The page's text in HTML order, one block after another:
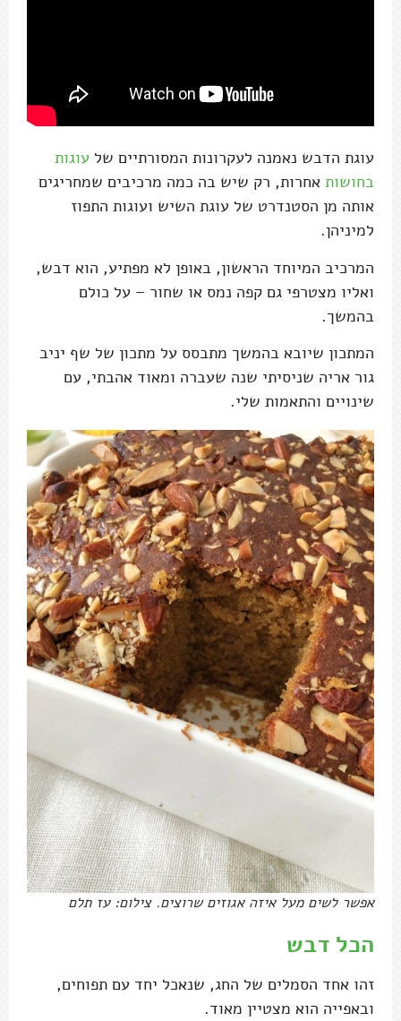
עוגת הדבש נאמנה לעקרונות המסורתיים של עוגות
בחושות אחרות, רק שיש בה כמה מרכיבים שמחריגים
אותה מן הסטנדרט של עוגת השיש ועוגות התפוז
למיניהן.
המרכיב המיוחד הראשון, באופן לא מפתיע, הוא דבש,
ואליו מצטרפי גם קפה נמס או שחור – על כולם
בהמשך.
המתכון שיובא בהמשך מתבסס על מתכון של שף יניב
גור אריה שניסיתי שנה שעברה ומאוד אהבתי, עם
שינויים והתאמות שלי.
אפשר לשים מעל איזה אגוזים שרוצים. צילום: עז תלם
הכל דבש
זהו אחד הסמלים של החג, שנאכל יחד עם תפוחים,
ובאפייה הוא מצטיין מאוד.